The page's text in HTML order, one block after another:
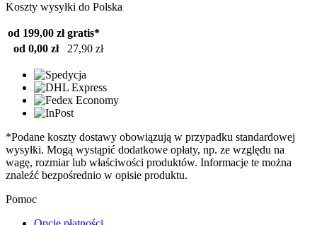
Koszty wysyłki do Polska
od 199,00 zł gratis*
od 0,00 zł
27,90 zł
*Podane koszty dostawy obowiązują w przypadku standardowej
wysyłki. Mogą wystąpić dodatkowe opłaty, np. ze względu na
wagę, rozmiar lub właściwości produktów. Informacje te można
znaleźć bezpośrednio w opisie produktu.
Pomoc